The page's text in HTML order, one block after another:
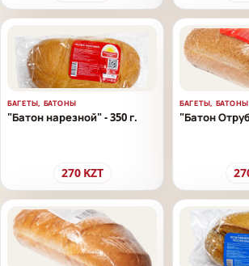
БАГЕТЫ, БАТОНЫ
"Батон нарезной" - 350 г.
270 KZT
БАГЕТЫ, БАТОНЫ
"Батон